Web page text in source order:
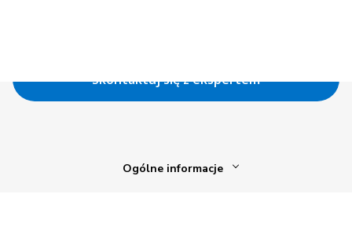
Skontaktuj się z ekspertem
Ogólne informacje